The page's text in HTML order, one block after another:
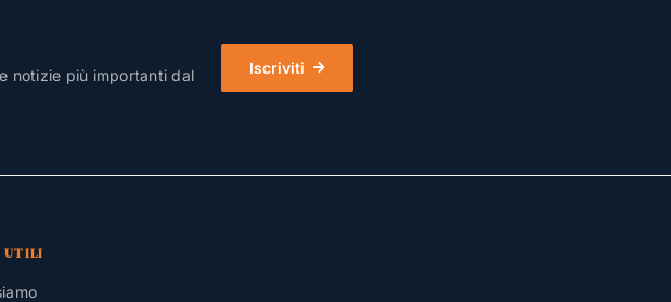
notizie più importanti dal
Iscriviti
UTILI